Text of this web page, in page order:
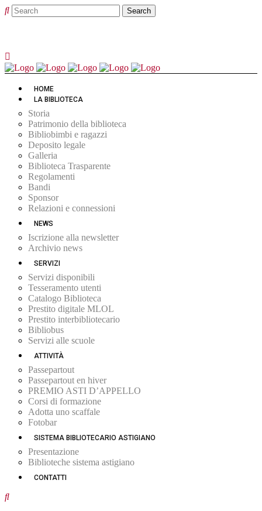
HOME
LA BIBLIOTECA
Storia
Patrimonio della biblioteca
Bibliobimbi e ragazzi
Deposito legale
Galleria
Biblioteca Trasparente
Regolamenti
Bandi
Sponsor
Relazioni e connessioni
NEWS
Iscrizione alla newsletter
Archivio news
SERVIZI
Servizi disponibili
Tesseramento utenti
Catalogo Biblioteca
Prestito digitale MLOL
Prestito interbibliotecario
Bibliobus
Servizi alle scuole
ATTIVITÀ
Passepartout
Passepartout en hiver
PREMIO ASTI D’APPELLO
Corsi di formazione
Adotta uno scaffale
Fotobar
SISTEMA BIBLIOTECARIO ASTIGIANO
Presentazione
Biblioteche sistema astigiano
CONTATTI